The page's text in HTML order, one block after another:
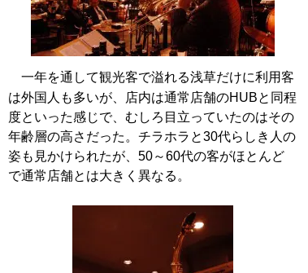
一年を通して観光客で溢れる浅草だけに利用客
は外国人も多いが、店内は通常店舗のHUBと同程
度といった感じで、むしろ目立っていたのはその
年齢層の高さだった。チラホラと30代らしき人の
姿も見かけられたが、50～60代の客がほとんど
で通常店舗とは大きく異なる。